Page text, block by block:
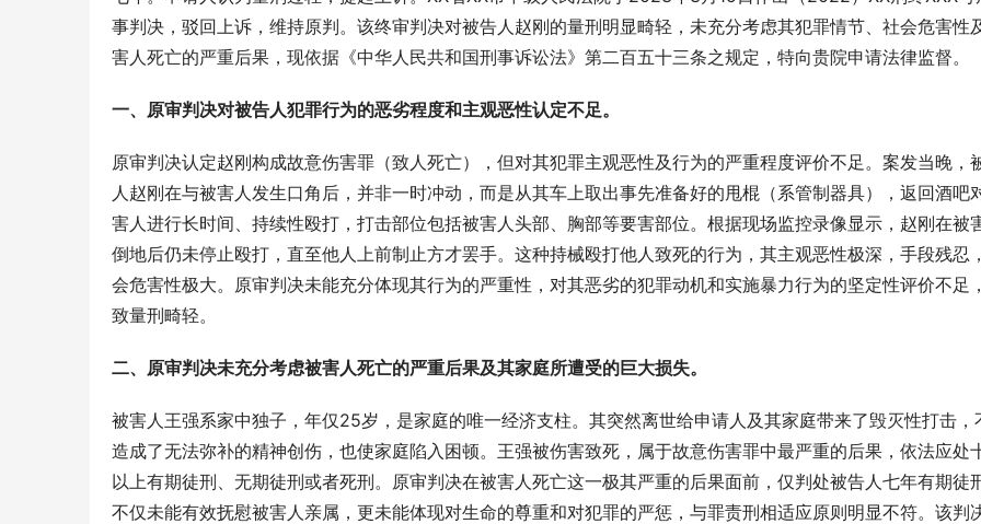
事判决，驳回上诉，维持原判。该终审判决对被告人赵刚的量刑明显畸轻，未充分考虑其犯罪情节、社会危害性
害人死亡的严重后果，现依据《中华人民共和国刑事诉讼法》第二百五十三条之规定，特向贵院申请法律监督。
一、原审判决对被告人犯罪行为的恶劣程度和主观恶性认定不足。
原审判决认定赵刚构成故意伤害罪（致人死亡），但对其犯罪主观恶性及行为的严重程度评价不足。案发当晚，
人赵刚在与被害人发生口角后，并非一时冲动，而是从其车上取出事先准备好的甩棍（系管制器具），返回酒吧
害人进行长时间、持续性殴打，打击部位包括被害人头部、胸部等要害部位。根据现场监控录像显示，赵刚在被
倒地后仍未停止殴打，直至他人上前制止方才罢手。这种持械殴打他人致死的行为，其主观恶性极深，手段残忍
会危害性极大。原审判决未能充分体现其行为的严重性，对其恶劣的犯罪动机和实施暴力行为的坚定性评价不足
致量刑畸轻。
二、原审判决未充分考虑被害人死亡的严重后果及其家庭所遭受的巨大损失。
被害人王强系家中独子，年仅25岁，是家庭的唯一经济支柱。其突然离世给申请人及其家庭带来了毁灭性打击，
造成了无法弥补的精神创伤，也使家庭陷入困顿。王强被伤害致死，属于故意伤害罪中最严重的后果，依法应处
以上有期徒刑、无期徒刑或者死刑。原审判决在被害人死亡这一极其严重的后果面前，仅判处被告人七年有期徒
不仅未能有效抚慰被害人亲属，更未能体现对生命的尊重和对犯罪的严惩，与罪责刑相适应原则明显不符。该判